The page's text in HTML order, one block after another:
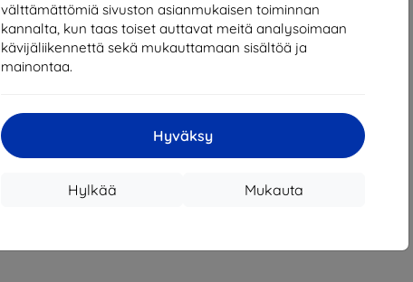
välttämättömiä sivuston asianmukaisen toiminnan
kannalta, kun taas toiset auttavat meitä analysoimaan
kävijäliikennettä sekä mukauttamaan sisältöä ja
mainontaa.
Hyväksy
Mukauta
Hylkää